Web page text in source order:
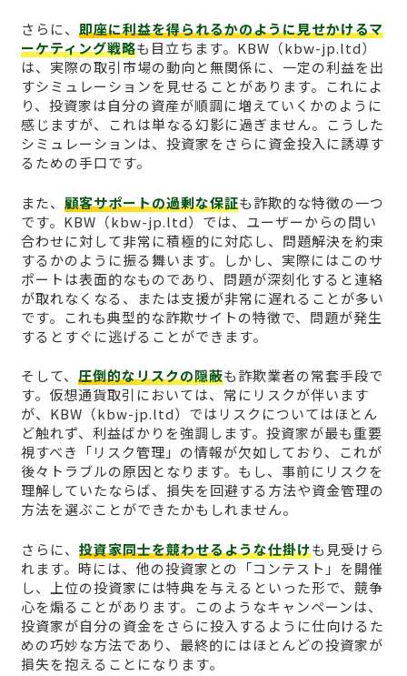
さらに、 即座に利益を得られるかのように見せかけるマ
ーケティング戦略も目立ちます。KBW（kbw-jp.ltd）
は、実際の取引市場の動向と無関係に、一定の利益を出
すシミュレーションを見せることがあります。これによ
り、投資家は自分の資産が順調に増えていくかのように
感じますが、これは単なる幻影に過ぎません。こうした
シミュレーションは、投資家をさらに資金投入に誘導す
るための手口です。
また、 顧客サポートの過剰な保証も詐欺的な特徴の一つ
です。KBW（kbw-jp.ltd）では、ユーザーからの問い
合わせに対して非常に積極的に対応し、問題解決を約束
するかのように振る舞います。しかし、実際にはこのサ
ポートは表面的なものであり、問題が深刻化すると連絡
が取れなくなる、または支援が非常に遅れることが多い
です。これも典型的な詐欺サイトの特徴で、問題が発生
するとすぐに逃げることができます。
そして、 圧倒的なリスクの隠蔽も詐欺業者の常套手段で
す。仮想通貨取引においては、常にリスクが伴います
が、KBW（kbw-jp.ltd）ではリスクについてはほとん
ど触れず、利益ばかりを強調します。投資家が最も重要
視すべき「リスク管理」の情報が欠如しており、これが
後々トラブルの原因となります。もし、事前にリスクを
理解していたならば、損失を回避する方法や資金管理の
方法を選ぶことができたかもしれません。
さらに、 投資家同士を競わせるような仕掛けも見受けら
れます。時には、他の投資家との「コンテスト」を開催
し、上位の投資家には特典を与えるといった形で、競争
心を煽ることがあります。このようなキャンペーンは、
投資家が自分の資金をさらに投入するように仕向けるた
めの巧妙な方法であり、最終的にはほとんどの投資家が
損失を抱えることになります。